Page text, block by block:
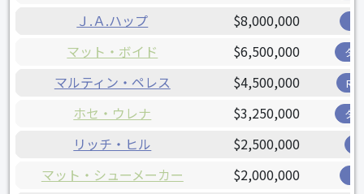
Ｊ.Ａ.ハップ $8,000,000
マット・ボイド $6,500,000 タ
マルティン・ペレス $4,500,000 R
ホセ・ウレナ $3,250,000 タ
リッチ・ヒル $2,500,000
マット・シューメーカー $2,000,000